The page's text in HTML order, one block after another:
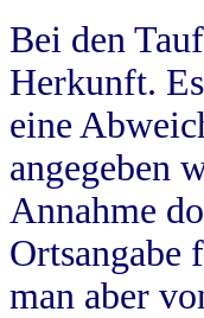
Bei den
Herkunft.
eine
angegeben
Annahme
Ortsangabe
man aber